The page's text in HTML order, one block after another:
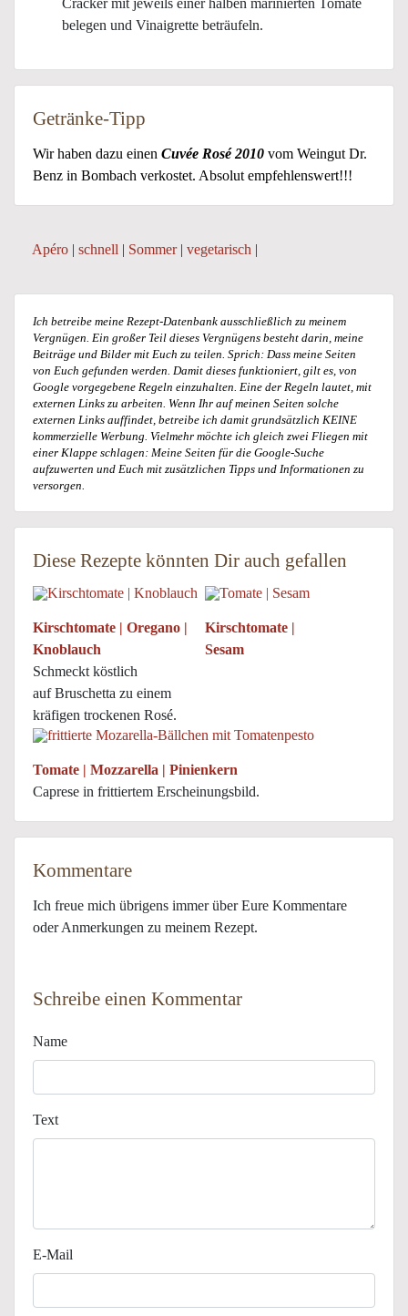
Cracker mit jeweils einer halben marinierten Tomate
belegen und Vinaigrette beträufeln.
Getränke-Tipp
Wir haben dazu einen Cuvée Rosé 2010 vom Weingut Dr.
Benz in Bombach verkostet. Absolut empfehlenswert!!!
Apéro | schnell | Sommer| vegetarisch |
Ich betreibe meine Rezept-Datenbank ausschließlich zu meinem
Vergnügen. Ein großer Teil dieses Vergnügens besteht darin, meine
Beiträge und Bilder mit Euch zu teilen. Sprich: Dass meine Seiten
von Euch gefunden werden. Damit dieses funktioniert, gilt es, von
Google vorgegebene Regeln einzuhalten. Eine der Regeln lautet, mit
externen Links zu arbeiten. Wenn Ihr auf meinen Seiten solche
externen Links auffindet, betreibe ich damit grundsätzlich KEINE
kommerzielle Werbung. Vielmehr möchte ich gleich zwei Fliegen mit
einer Klappe schlagen: Meine Seiten für die Google-Suche
aufzuwerten und Euch mit zusätzlichen Tipps und Informationen zu
versorgen.
Diese Rezepte könnten Dir auch gefallen
Kirschtomate | Oregano |
Knoblauch
Schmeckt köstlich
auf Bruschetta zu einem
kräfigen trockenen Rosé.
Kirschtomate |
Sesam
Tomate | Mozzarella | Pinienkern
Caprese in frittiertem Erscheinungsbild.
Kommentare
Ich freue mich übrigens immer über Eure Kommentare
oder Anmerkungen zu meinem Rezept.
Schreibe einen Kommentar
Name
Text
E-Mail